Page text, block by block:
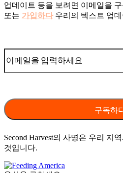
업데이트 등을 보려면 이메일을
또는 가입하다우리의 텍스트 업
Second Harvest의 사명은 우리 지
것입니다.